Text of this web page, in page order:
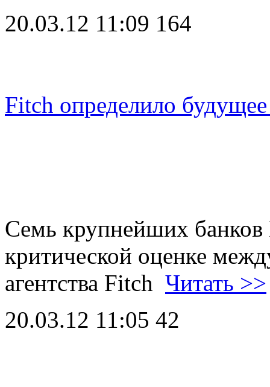
20.03.12 11:09 164
Fitch определило
Семь крупнейших банков
критической оценке
агентства Fitch Читать >>
20.03.12 11:05 42